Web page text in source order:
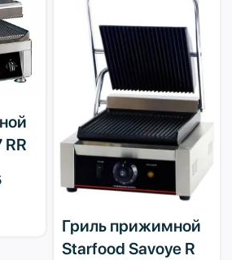
RR
Гриль прижимной
Starfood Savoye R